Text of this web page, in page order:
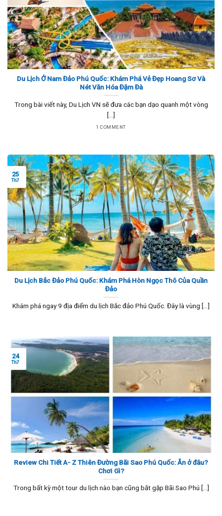
Du Lịch Ở Nam Đảo Phú Quốc: Khám Phá Vẻ Đẹp Hoang Sơ Và
Nét Văn Hóa Đậm Đà
Trong bài viết này, Du Lịch VN sẽ đưa các bạn dạo quanh một vòng
[...]
1 COMMENT
Du Lịch Bắc Đảo Phú Quốc: Khám Phá Hòn Ngọc Thô Của Quần
Đảo
Khám phá ngay 9 địa điểm du lịch Bắc đảo Phú Quốc. Đây là vùng [...]
25
Th7
Review Chi Tiết A- Z Thiên Đường Bãi Sao Phú Quốc: Ăn ở đâu?
Chơi Gì?
Trong bất kỳ một tour du lịch nào bạn cũng bắt gặp Bãi Sao Phú [...]
24
Th7